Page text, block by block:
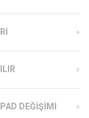
DEĞIŞIMI